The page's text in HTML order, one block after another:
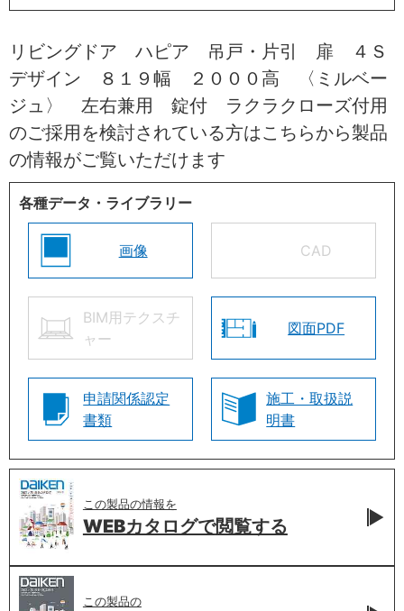
リビングドア ハピア 吊戸・片引 扉 ４Ｓ
デザイン ８１９幅 ２０００高 〈ミルベー
ジュ〉 左右兼用 錠付 ラクラクローズ付用
のご採用を検討されている方はこちらから製品
の情報がご覧いただけます
各種データ・ライブラリー
画像 CAD
BIM用テクスチ
ャー
図面PDF
申請関係認定
書類
施工・取扱説
明書
この製品の情報を
WEBカタログで閲覧する
この製品の